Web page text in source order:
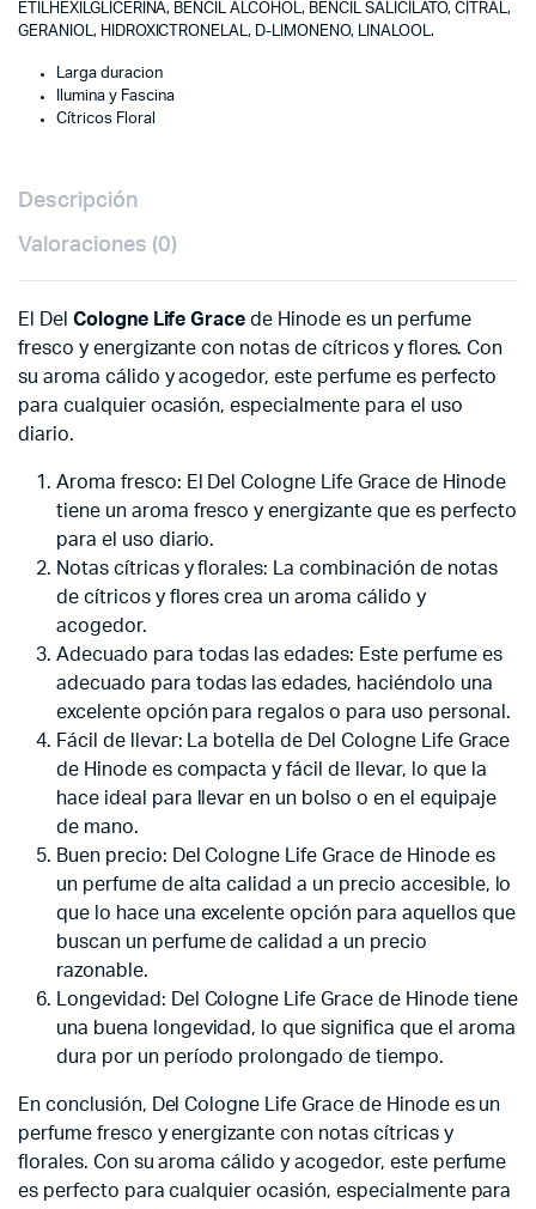
ETILHEXILGLICERINA, BENCIL ALCOHOL, BENCIL SALICILATO, CITRAL,
GERANIOL, HIDROXICTRONELAL, D-LIMONENO, LINALOOL.
Larga duracion
Ilumina y Fascina
Cítricos Floral
Descripción
Valoraciones (0)
El Del Cologne Life Grace de Hinode es un perfume
fresco y energizante con notas de cítricos y flores. Con
su aroma cálido y acogedor, este perfume es perfecto
para cualquier ocasión, especialmente para el uso
diario.
Aroma fresco: El Del Cologne Life Grace de Hinode
tiene un aroma fresco y energizante que es perfecto
para el uso diario.
Notas cítricas y florales: La combinación de notas
de cítricos y flores crea un aroma cálido y
acogedor.
Adecuado para todas las edades: Este perfume es
adecuado para todas las edades, haciéndolo una
excelente opción para regalos o para uso personal.
Fácil de llevar: La botella de Del Cologne Life Grace
de Hinode es compacta y fácil de llevar, lo que la
hace ideal para llevar en un bolso o en el equipaje
de mano.
Buen precio: Del Cologne Life Grace de Hinode es
un perfume de alta calidad a un precio accesible, lo
que lo hace una excelente opción para aquellos que
buscan un perfume de calidad a un precio
razonable.
Longevidad: Del Cologne Life Grace de Hinode tiene
una buena longevidad, lo que significa que el aroma
dura por un período prolongado de tiempo.
En conclusión, Del Cologne Life Grace de Hinode es un
perfume fresco y energizante con notas cítricas y
florales. Con su aroma cálido y acogedor, este perfume
es perfecto para cualquier ocasión, especialmente para